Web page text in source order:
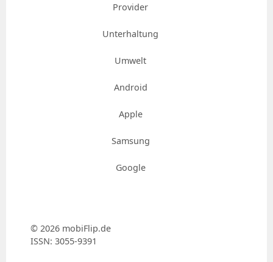
Provider
Unterhaltung
Umwelt
Android
Apple
Samsung
Google
© 2026 mobiFlip.de
ISSN: 3055-9391